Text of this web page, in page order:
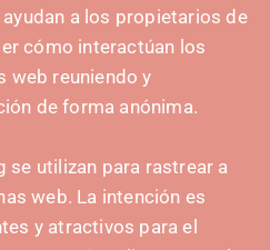
a los propietarios de
cómo interactúan los
web reuniendo y
de forma anónima.
se utilizan para rastrear a
web. La intención es
y atractivos para el